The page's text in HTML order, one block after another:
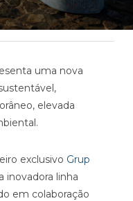
uma nova
elevada
exclusivo Grup
inovadora linha
em colaboração